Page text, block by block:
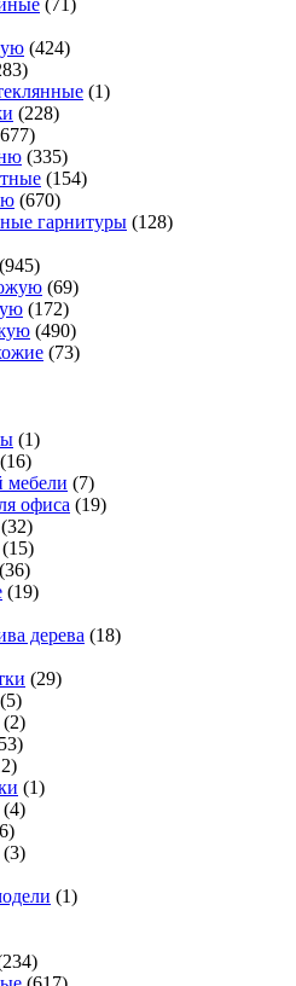
(71)
(424)
(1)
(228)
(335)
(154)
(670)
гарнитуры (128)
(945)
(69)
(172)
(490)
(73)
(1)
(16)
мебели (7)
офиса (19)
(32)
(15)
(36)
(19)
дерева (18)
(29)
(5)
(2)
(1)
(4)
(3)
(1)